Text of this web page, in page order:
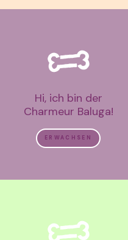
Hi, ich bin der
Charmeur Baluga!
ERWACHSEN